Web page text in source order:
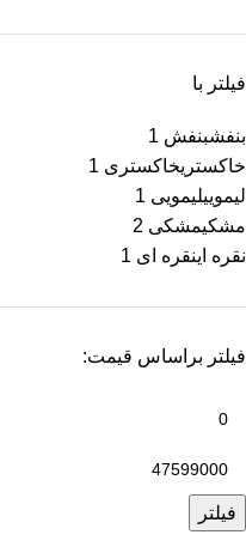
فیلتر با
بنفشبنفش 1
خاکستریخاکستری 1
لیموییلیمویی 1
مشکیمشکی 2
نقره اینقره ای 1
فیلتر براساس قیمت:
فیلتر